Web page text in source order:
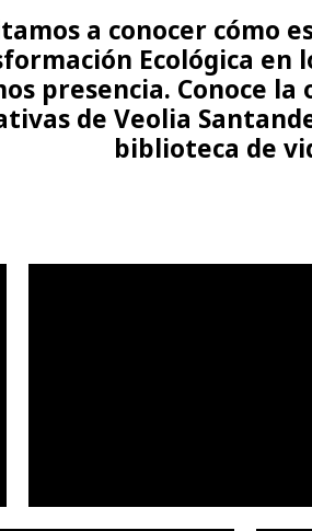
a conocer cómo
Ecológica
presencia. Conoce
de Veolia
biblioteca de